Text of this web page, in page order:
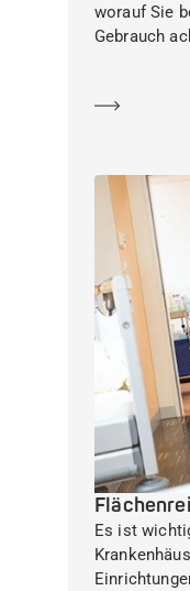
worauf Sie
Gebrauch
Es ist